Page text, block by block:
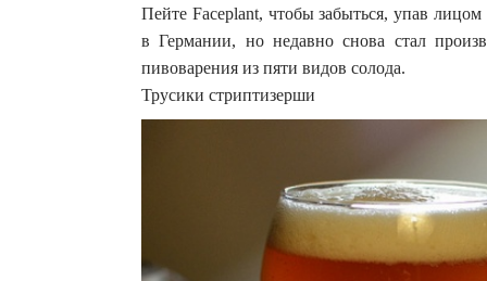
Пейте Faceplant, чтобы забыться, упав
в Германии, но недавно снова стал
пивоварения из пяти видов солода.
Трусики стриптизерши